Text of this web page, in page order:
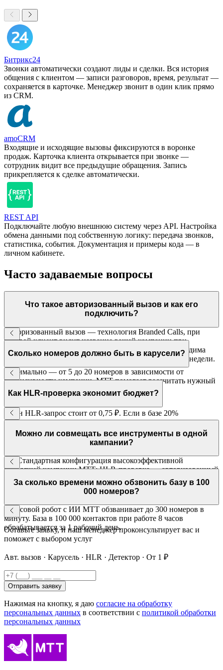
Битрикс24
Звонки автоматически создают лиды и сделки. Вся история
общения с клиентом — записи разговоров, время, результат —
сохраняется в карточке. Менеджер звонит в один клик прямо
из CRM.
amoCRM
Входящие и исходящие вызовы фиксируются в воронке
продаж. Карточка клиента открывается при звонке —
сотрудник видит все предыдущие обращения. Запись
прикрепляется к сделке автоматически.
REST API
Подключайте любую внешнюю систему через API. Настройка
обмена данными под собственную логику: передача звонков,
статистика, события. Документация и примеры кода — в
личном кабинете.
Часто задаваемые вопросы
Что такое авторизованный вызов и как его
подключить?
Авторизованный вызов — технология Branded Calls, при
которой клиент видит название вашей компании при
входящем звонке. Подключается через МТТ — необходима
верификация бренда у операторов связи. Срок — 1–2 недели.
Сколько номеров должно быть в карусели?
Оптимально — от 5 до 20 номеров в зависимости от
интенсивности кампании. МТТ помогает рассчитать нужный
пул и настроить логику ротации.
Как HLR-проверка экономит бюджет?
Один HLR-запрос стоит от 0,75 ₽. Если в базе 20%
неактивных номеров, проверка экономит 20% бюджета на
звонки — при большом объёме это тысячи рублей на каждую
Можно ли совмещать все инструменты в одной
кампании?
Да. Стандартная конфигурация высокоэффективной
исходящей кампании МТТ: HLR-проверка → авторизованный
вызов → карусель номеров → детектор автоответчиков. Все
инструменты работают вместе.
За сколько времени можно обзвонить базу в 100
000 номеров?
Голосовой робот с ИИ МТТ обзванивает до 300 номеров в
минуту. База в 100 000 контактов при работе 8 часов
обрабатывается за 1 рабочий день.
Оставьте заявку, и наш менеджер проконсультирует вас и
поможет с выбором услуг
Авт. вызов · Карусель · HLR · Детектор · От 1 ₽
Отправить заявку
Нажимая на кнопку, я даю согласие на обработку
персональных данных в соответствии с политикой обработки
персональных данных